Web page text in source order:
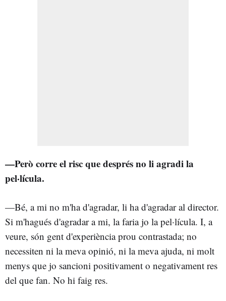
—Però corre el risc que després no li agradi la
pel·lícula.
—Bé, a mi no m'ha d'agradar, li ha d'agradar al director.
Si m'hagués d'agradar a mi, la faria jo la pel·lícula. I, a
veure, són gent d'experiència prou contrastada; no
necessiten ni la meva opinió, ni la meva ajuda, ni molt
menys que jo sancioni positivament o negativament res
del que fan. No hi faig res.